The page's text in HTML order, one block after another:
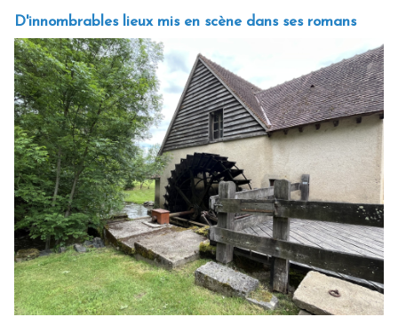
D'innombrables lieux mis en scène dans ses romans